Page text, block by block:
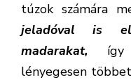
túzok számára
jeladóval is
madarakat, így
lényegesen